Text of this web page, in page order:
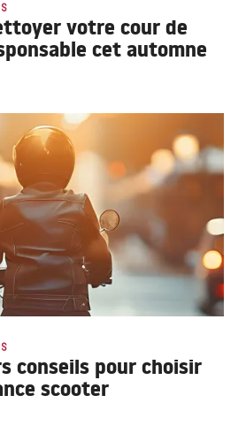
votre cour de
cet automne
conseils pour choisir
scooter